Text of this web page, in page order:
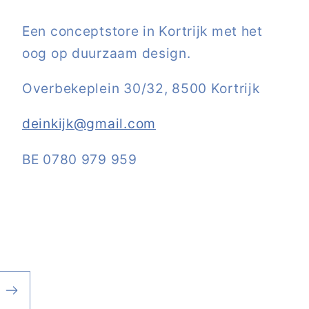
Een conceptstore in Kortrijk met het
oog op duurzaam design.
Overbekeplein 30/32, 8500 Kortrijk
deinkijk@gmail.com
BE 0780 979 959